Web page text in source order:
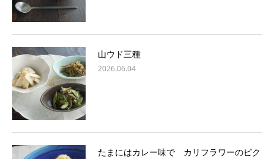
山ウド三種
2026.06.04
たまにはカレー味で カリフラワーのピク